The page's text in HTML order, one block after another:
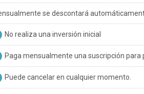
se descontará
No realiza una inversión inicial
Paga mensualmente una suscripción
Puede cancelar en cualquier momento.